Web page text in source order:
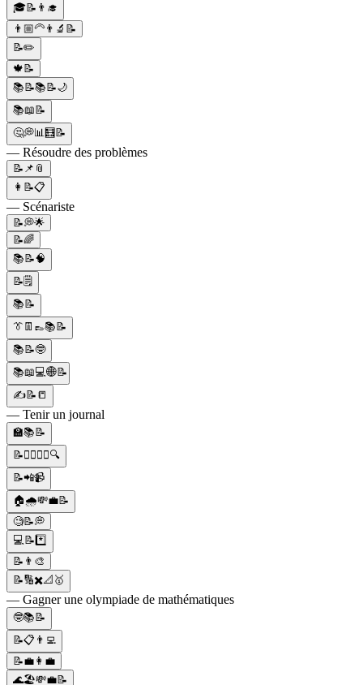
🎓📝👨‍🎓
👨🏼‍🦳👨‍🔬📝
📝✏️
🍁📝
📚📝📚📝🌙
📚📖📝
🤔💭📊🧮📝
— Résoudre des problèmes
📝📌📎
👩📝📋
— Scénariste
📝💭🌟
📝🌈
📚📝🧠
📝🗒️
📚📝
👔👖👞📚📝
📚📝🤓
📚📖💻🌐📝
✍📝📒
— Tenir un journal
🏫📚📝
📝👨‍⚖️👩‍⚖️🔍
📝📲📹
🏠🌧️💸💼📝
🧐📝💭
💻📝*️⃣
📝👨‍🎨
📝🔢✖️📐🥇
— Gagner une olympiade de mathématiques
🤓📚📝
📝📋👨‍💻
📝💼👩‍💼
🌊🏖️💸💼📝